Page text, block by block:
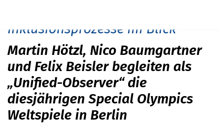
Inklusionsprozesse im Blick
Martin Hötzl, Nico Baumgartner
und Felix Beisler begleiten als
„Unified-Observer“ die
diesjährigen Special Olympics
Weltspiele in Berlin